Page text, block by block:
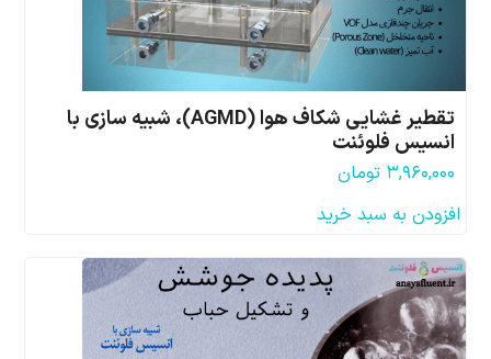
تقطیر غشایی شکاف هوا (AGMD)، شبیه سازی با
انسیس فلوئنت
۳,۹۶۰,۰۰۰ تومان
افزودن به سبد خرید